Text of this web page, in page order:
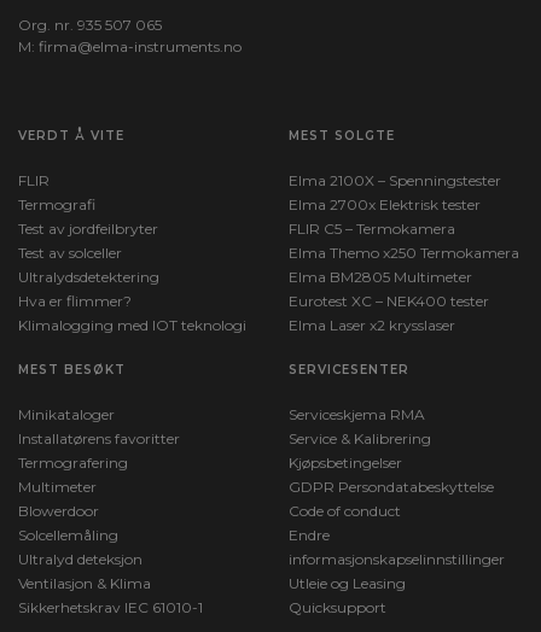
Org. nr. 935 507 065
M: firma@elma-instruments.no​
VERDT Å VITE
FLIR
Termografi
Test av jordfeilbryter
Test av solceller
Ultralydsdetektering
Hva er flimmer?
Klimalogging med IOT teknologi
MEST SOLGTE
Elma 2100X – Spenningstester
Elma 2700x Elektrisk tester
FLIR C5 – Termokamera
Elma Themo x250 Termokamera
Elma BM2805 Multimeter
Eurotest XC – NEK400 tester
Elma Laser x2 krysslaser
MEST BESØKT
Minikataloger
Installatørens favoritter
Termografering
Multimeter
Blowerdoor
Solcellemåling
Ultralyd deteksjon
Ventilasjon & Klima
Sikkerhetskrav IEC 61010-1
SERVICESENTER
Serviceskjema RMA
Service & Kalibrering
Kjøpsbetingelser
GDPR Persondatabeskyttelse
Code of conduct
Endre
informasjonskapselinnstillinger
Utleie og Leasing
Quicksupport